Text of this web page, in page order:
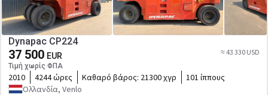
Dynapac CP224
37 500 EUR
Τιμή χωρίς ΦΠΑ
≈ 43 330 USD
2010 4244 ώρες Καθαρό βάρος: 21300 χγρ
101 ίππους
Ολλανδία, Venlo